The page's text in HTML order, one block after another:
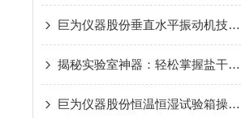
巨为仪器股份垂直水平振动机技术参数
揭秘实验室神器：轻松掌握盐干湿试验箱使用技巧
巨为仪器股份恒温恒湿试验箱操作指导书